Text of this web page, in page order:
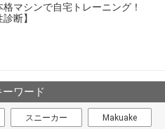
マシンで自宅トレーニング！
断】
ワード
スニーカー Makuake